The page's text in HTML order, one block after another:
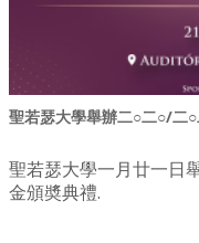
聖若瑟大學舉辦二○二○/二
聖若瑟大學一月廿一日
金頒奬典禮.